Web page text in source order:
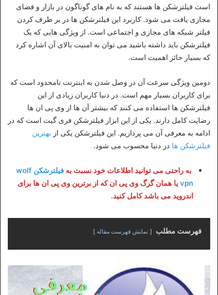
است فیلترشکن ها هستند که به نام های گوناگون در بازار و فضای
مجازی یافت می شود. کاربرد این فیلترشکن ها در بر طرف کردن
فیلتر شبکه های مجازی و اجتماعی است. از ویژگی هایی که یک
فیلترشکن باید داشته باشید می توان به امنیت بالای آن اشاره کرد
که بسیار حائز اهمیت است.
دومین ویژگی سرعت آن در وصل شدن به اینترنت نامحدود است که
برای کاربران بسیار مهم است. در دنیا کاربران زیادی از این
فیلترشکن ها استفاده می کنند که بیشتر آن ها از وی پی ان ها
رضایت کامل دارند. یکی از این ابزار فیلترشکن فری گیت است که در
ادامه به معرفی آن می پردازیم. این فیلترشکن یکی از بهترین
فیلترشکن ها در دنیا محسوب می شود.
به راحتی می توانید اطلاعات خود نسبت به
فیلترشکن wolf
vpn یا همان گرگ وی پی ان که از برترین وی پی ان ها برای
اندروید می باشد کامل کنید.
فهرست مطلب نمایش فهرست مقاله